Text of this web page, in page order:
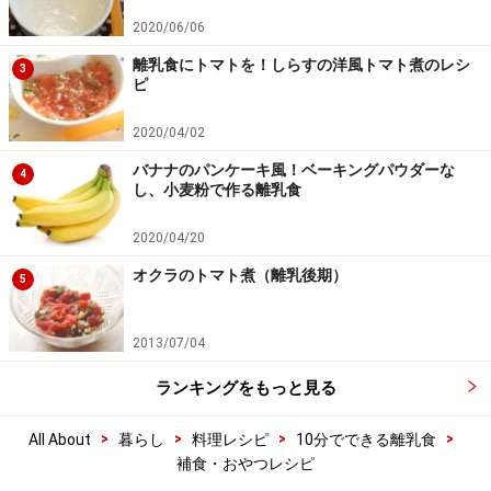
2020/06/06
3
離乳食にトマトを！しらすの洋風トマト煮のレシ
ピ
2020/04/02
4
バナナのパンケーキ風！ベーキングパウダーな
し、小麦粉で作る離乳食
2020/04/20
5 オクラのトマト煮（離乳後期）
2013/07/04
ランキングをもっと見る
All About > 暮らし > 料理レシピ > 10分でできる離乳食
>
補食・おやつレシピ